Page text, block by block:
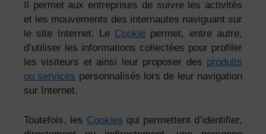
Il permet aux entreprises de suivre les activités
et les mouvements des internautes naviguant sur
le site Internet. Le Cookie permet, entre autre,
d’utiliser les informations collectées pour profiler
les visiteurs et ainsi leur proposer des produits
ou services personnalisés lors de leur navigation
sur Internet.
Toutefois, les Cookies qui permettent d’identifier,